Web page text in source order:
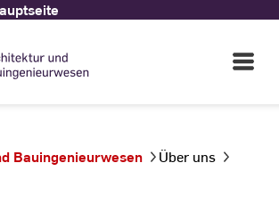
Open
Main
Bauingenieurwesen
Über uns